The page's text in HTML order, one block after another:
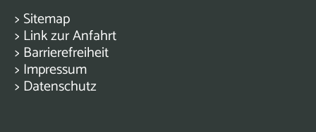
> Sitemap
> Link zur Anfahrt
> Barrierefreiheit
> Impressum
> Datenschutz